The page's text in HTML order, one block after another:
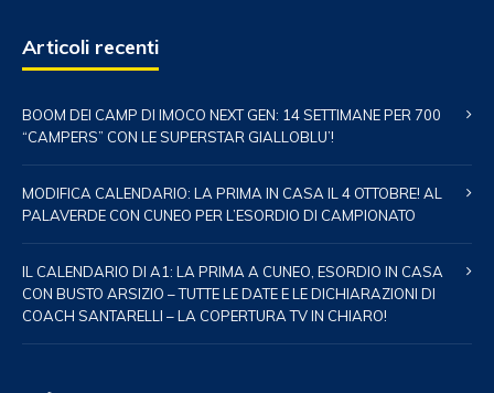
Articoli recenti
BOOM DEI CAMP DI IMOCO NEXT GEN: 14 SETTIMANE PER 700
“CAMPERS” CON LE SUPERSTAR GIALLOBLU’!
MODIFICA CALENDARIO: LA PRIMA IN CASA IL 4 OTTOBRE! AL
PALAVERDE CON CUNEO PER L’ESORDIO DI CAMPIONATO
IL CALENDARIO DI A1: LA PRIMA A CUNEO, ESORDIO IN CASA
CON BUSTO ARSIZIO – TUTTE LE DATE E LE DICHIARAZIONI DI
COACH SANTARELLI – LA COPERTURA TV IN CHIARO!